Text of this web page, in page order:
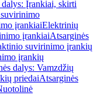
dalys: Įrankiai, skirti
įrankiaiElektrinių
įrankiaiAtsarginės
suvirinimo įrankių
įrankių
dalys: Vamzdžių
priedaiAtsarginės